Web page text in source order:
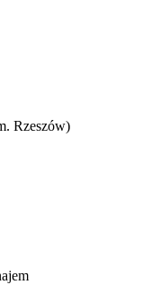
Rzeszów)